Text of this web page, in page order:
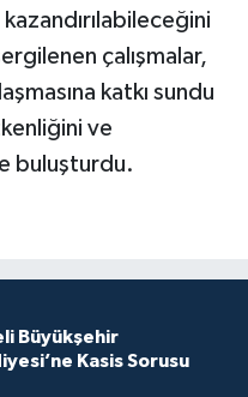
çalışmalar,
katkı sundu
ve
buluşturdu.
Büyükşehir
Kasis Sorusu